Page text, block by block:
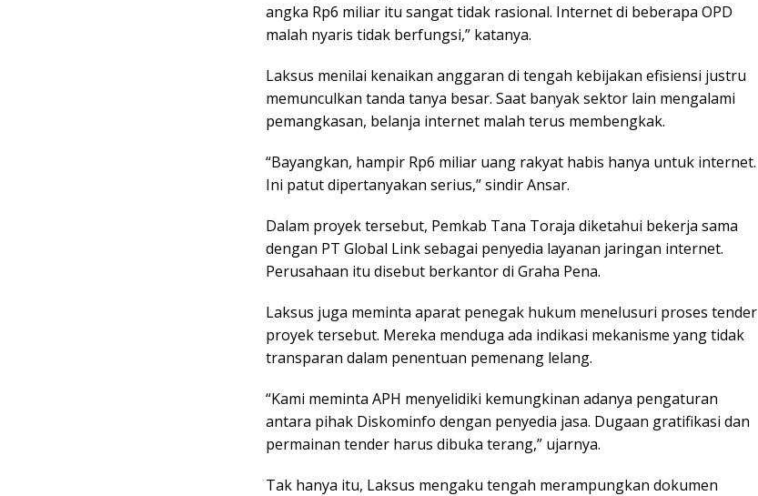
angka Rp6 miliar itu sangat tidak rasional. Internet di beberapa OPD
malah nyaris tidak berfungsi,” katanya.
Laksus menilai kenaikan anggaran di tengah kebijakan efisiensi justru
memunculkan tanda tanya besar. Saat banyak sektor lain mengalami
pemangkasan, belanja internet malah terus membengkak.
“Bayangkan, hampir Rp6 miliar uang rakyat habis hanya untuk internet.
Ini patut dipertanyakan serius,” sindir Ansar.
Dalam proyek tersebut, Pemkab Tana Toraja diketahui bekerja sama
dengan PT Global Link sebagai penyedia layanan jaringan internet.
Perusahaan itu disebut berkantor di Graha Pena.
Laksus juga meminta aparat penegak hukum menelusuri proses tender
proyek tersebut. Mereka menduga ada indikasi mekanisme yang tidak
transparan dalam penentuan pemenang lelang.
“Kami meminta APH menyelidiki kemungkinan adanya pengaturan
antara pihak Diskominfo dengan penyedia jasa. Dugaan gratifikasi dan
permainan tender harus dibuka terang,” ujarnya.
Tak hanya itu, Laksus mengaku tengah merampungkan dokumen